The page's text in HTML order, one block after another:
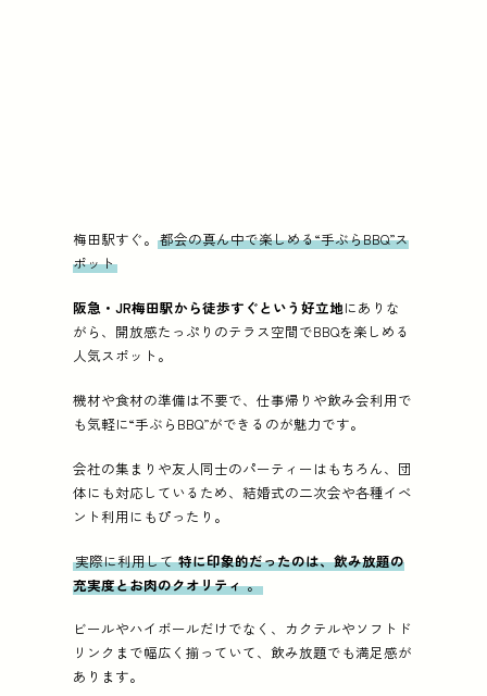
梅田駅すぐ。都会の真ん中で楽しめる“手ぶらBBQ”ス
ポット
阪急・JR梅田駅から徒歩すぐという好立地にありな
がら、開放感たっぷりのテラス空間でBBQを楽しめる
人気スポット。
機材や食材の準備は不要で、仕事帰りや飲み会利用で
も気軽に“手ぶらBBQ”ができるのが魅力です。
会社の集まりや友人同士のパーティーはもちろん、団
体にも対応しているため、結婚式の二次会や各種イベ
ント利用にもぴったり。
実際に利用して 特に印象的だったのは、飲み放題の
充実度とお肉のクオリティ 。
ビールやハイボールだけでなく、カクテルやソフトド
リンクまで幅広く揃っていて、飲み放題でも満足感が
あります。